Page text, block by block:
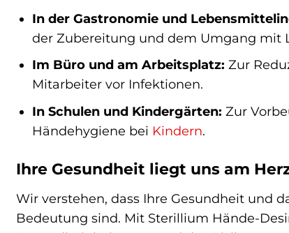
In der Gastronomie und
der Zubereitung und dem Umgang mit
Im Büro und am Arbeitsplatz: Zur
Mitarbeiter vor Infektionen.
In Schulen und Kindergärten: Zur
Händehygiene bei Kindern.
Ihre Gesundheit liegt uns am
Wir verstehen, dass Ihre Gesundheit und
Bedeutung sind. Mit Sterillium Hände-